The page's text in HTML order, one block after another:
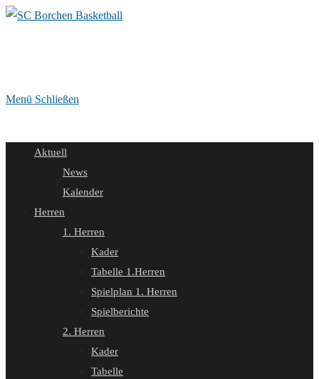
Zum
Menü Schließen
Aktuell
News
Kalender
Herren
1. Herren
Kader
Tabelle 1.Herren
Spielplan 1. Herren
Spielberichte
2. Herren
Kader
Tabelle